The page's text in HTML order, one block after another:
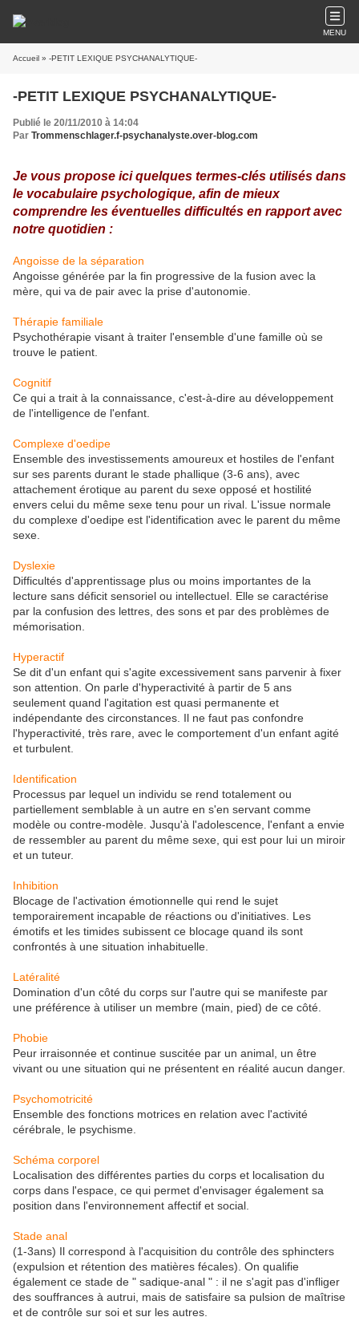
MENU
Accueil » -PETIT LEXIQUE PSYCHANALYTIQUE-
-PETIT LEXIQUE PSYCHANALYTIQUE-
Publié le 20/11/2010 à 14:04
Par Trommenschlager.f-psychanalyste.over-blog.com
Je vous propose ici quelques termes-clés utilisés dans
le vocabulaire psychologique, afin de mieux
comprendre les éventuelles difficultés en rapport avec
notre quotidien :
Angoisse de la séparation
Angoisse générée par la fin progressive de la fusion avec la
mère, qui va de pair avec la prise d'autonomie.
Thérapie familiale
Psychothérapie visant à traiter l'ensemble d'une famille où se
trouve le patient.
Cognitif
Ce qui a trait à la connaissance, c'est-à-dire au développement
de l'intelligence de l'enfant.
Complexe d'oedipe
Ensemble des investissements amoureux et hostiles de l'enfant
sur ses parents durant le stade phallique (3-6 ans), avec
attachement érotique au parent du sexe opposé et hostilité
envers celui du même sexe tenu pour un rival. L'issue normale
du complexe d'oedipe est l'identification avec le parent du même
sexe.
Dyslexie
Difficultés d'apprentissage plus ou moins importantes de la
lecture sans déficit sensoriel ou intellectuel. Elle se caractérise
par la confusion des lettres, des sons et par des problèmes de
mémorisation.
Hyperactif
Se dit d'un enfant qui s'agite excessivement sans parvenir à fixer
son attention. On parle d'hyperactivité à partir de 5 ans
seulement quand l'agitation est quasi permanente et
indépendante des circonstances. Il ne faut pas confondre
l'hyperactivité, très rare, avec le comportement d'un enfant agité
et turbulent.
Identification
Processus par lequel un individu se rend totalement ou
partiellement semblable à un autre en s'en servant comme
modèle ou contre-modèle. Jusqu'à l'adolescence, l'enfant a envie
de ressembler au parent du même sexe, qui est pour lui un miroir
et un tuteur.
Inhibition
Blocage de l'activation émotionnelle qui rend le sujet
temporairement incapable de réactions ou d'initiatives. Les
émotifs et les timides subissent ce blocage quand ils sont
confrontés à une situation inhabituelle.
Latéralité
Domination d'un côté du corps sur l'autre qui se manifeste par
une préférence à utiliser un membre (main, pied) de ce côté.
Phobie
Peur irraisonnée et continue suscitée par un animal, un être
vivant ou une situation qui ne présentent en réalité aucun danger.
Psychomotricité
Ensemble des fonctions motrices en relation avec l'activité
cérébrale, le psychisme.
Schéma corporel
Localisation des différentes parties du corps et localisation du
corps dans l'espace, ce qui permet d'envisager également sa
position dans l'environnement affectif et social.
Stade anal
(1-3ans) Il correspond à l'acquisition du contrôle des sphincters
(expulsion et rétention des matières fécales). On qualifie
également ce stade de " sadique-anal " : il ne s'agit pas d'infliger
des souffrances à autrui, mais de satisfaire sa pulsion de maîtrise
et de contrôle sur soi et sur les autres.